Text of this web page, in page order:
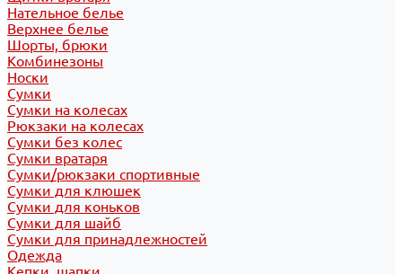
Нательное белье
Верхнее белье
Шорты, брюки
Комбинезоны
Носки
Сумки
Сумки на колесах
Рюкзаки на колесах
Сумки без колес
Сумки вратаря
Сумки/рюкзаки спортивные
Сумки для клюшек
Сумки для коньков
Сумки для шайб
Сумки для принадлежностей
Одежда